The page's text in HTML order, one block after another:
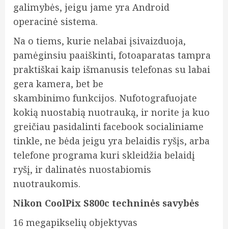
galimybės, jeigu jame yra Android
operacinė sistema.
Na o tiems, kurie nelabai įsivaizduoja,
pamėginsiu paaiškinti, fotoaparatas tampra
praktiškai kaip išmanusis telefonas su labai
gera kamera, bet be
skambinimo funkcijos. Nufotografuojate
kokią nuostabią nuotrauką, ir norite ja kuo
greičiau pasidalinti facebook socialiniame
tinkle, ne bėda jeigu yra belaidis ryšįs, arba
telefone programa kuri skleidžia belaidį
ryšį, ir dalinatės nuostabiomis
nuotraukomis.
Nikon CoolPix S800c techninės savybės
16 megapikselių objektyvas